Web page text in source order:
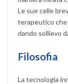
Le sue celle
terapeutico che
dando sollievo
Filosofia
La tecnologia